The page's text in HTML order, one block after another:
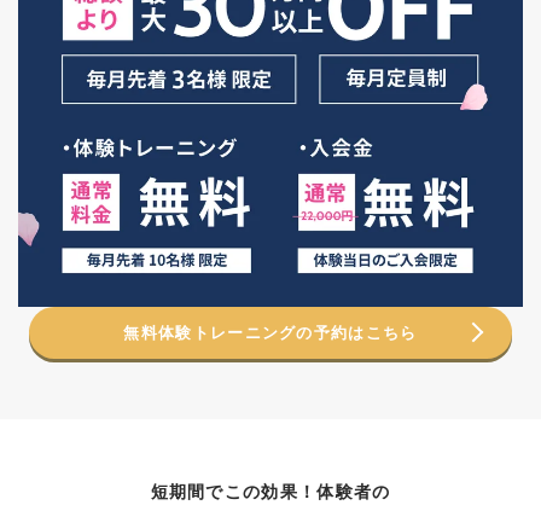
無料体験トレーニングの予約はこちら
短期間でこの効果！体験者の